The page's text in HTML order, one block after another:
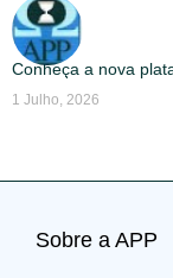
Conheça a nova
1 Julho, 2026
Sobre a APP